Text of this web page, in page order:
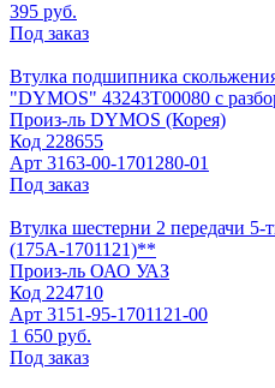
395 руб.
Под заказ
Втулка подшипника
"DYMOS" 43243Т00080 с
Произ-ль DYMOS (Корея)
Код 228655
Арт 3163-00-1701280-01
Под заказ
Втулка шестерни 2 передачи
(175А-1701121)**
Произ-ль ОАО УАЗ
Код 224710
Арт 3151-95-1701121-00
1 650 руб.
Под заказ